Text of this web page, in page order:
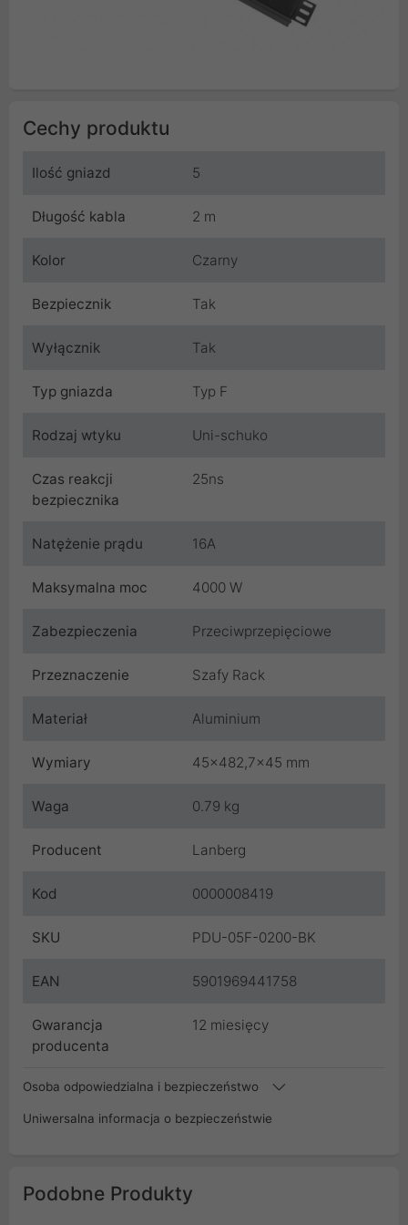
Cechy produktu
Ilość gniazd 5
Długość kabla 2 m
Kolor Czarny
Bezpiecznik Tak
Wyłącznik Tak
Typ gniazda Typ F
Rodzaj wtyku Uni-schuko
Czas reakcji
bezpiecznika
25ns
Natężenie prądu 16A
Maksymalna moc 4000 W
Zabezpieczenia Przeciwprzepięciowe
Przeznaczenie Szafy Rack
Materiał Aluminium
Wymiary 45x482,7x45 mm
Waga 0.79 kg
Producent Lanberg
Kod 0000008419
SKU PDU-05F-0200-BK
EAN 5901969441758
Gwarancja
producenta
12 miesięcy
Osoba odpowiedzialna i bezpieczeństwo
Uniwersalna informacja o bezpieczeństwie
Podobne Produkty